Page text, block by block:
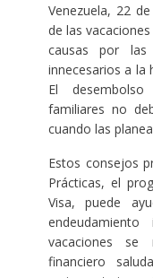
Venezuela, 22
de las
causas por
innecesarios a la
El
familiares no
cuando las
Estos consejos
Prácticas, el
Visa, puede
vacaciones
financiero